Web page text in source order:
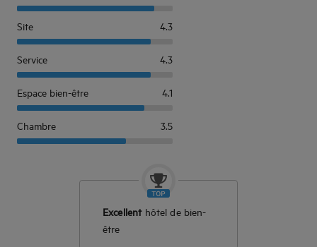
Site 4.3
Service 4.3
Espace bien-être 4.1
Chambre 3.5
Excellent hôtel de bien-
être